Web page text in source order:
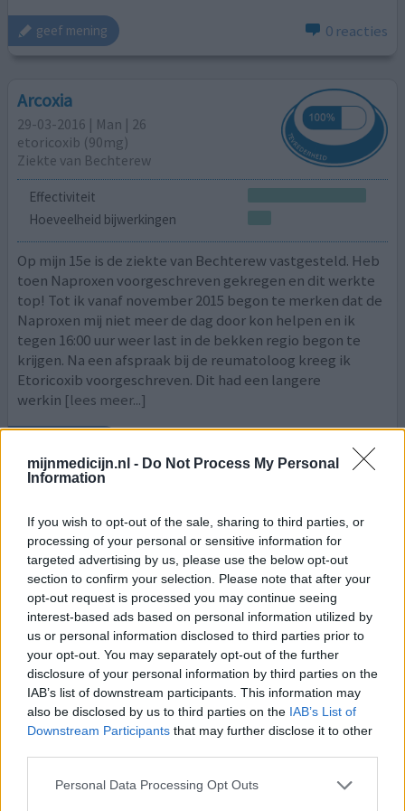
mijnmedicijn.nl - Do Not Process My Personal
Information
If you wish to opt-out of the sale, sharing to third parties, or
processing of your personal or sensitive information for
targeted advertising by us, please use the below opt-out
section to confirm your selection. Please note that after your
opt-out request is processed you may continue seeing
interest-based ads based on personal information utilized by
us or personal information disclosed to third parties prior to
your opt-out. You may separately opt-out of the further
disclosure of your personal information by third parties on the
IAB’s list of downstream participants. This information may
also be disclosed by us to third parties on the IAB’s List of
Downstream Participants that may further disclose it to other
Personal Data Processing Opt Outs
geef mening 0 reacties
Arcoxia
29-03-2016 | Man | 26
etoricoxib (90mg)
Ziekte van Bechterew
Effectiviteit
Hoeveelheid bijwerkingen
Op mijn 15e is de ziekte van Bechterew vastgesteld. Heb
toen Naproxen voorgeschreven gekregen en dit werkte
top! Tot ik vanaf november 2015 begon te merken dat de
Naproxen mij niet meer de dag door kon helpen en ik
tegen 16:00 uur weer last in de bekken regio begon te
krijgen. Na een afspraak bij de reumatoloog kreeg ik
Etoricoxib voorgeschreven. Dit had een langere
werkin [lees meer...]
07-12-2015 | Man | 31
etoricoxib (90mg)
Ziekte van Bechterew
Effectiviteit
Hoeveelheid bijwerkingen
Na vele onderzoeken, de ziekte van Bechterew vast
gesteld. Reumatoloog stelde onmiddellijk Arcoxia voor
vanwege de weinige tot geen bijwerking in maag en
darmen (in tegenstelling tot andere alternatieven).
(pijn die terug keert etc). Enige vervelende bijwerking